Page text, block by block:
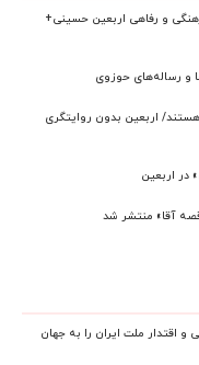
فرهنگی و رفاهی اربعین حسینی+
و رساله‌های حوزوی
اربعین بدون روایتگری
در اربعین
آقا» منتشر شد
اقتدار ملت ایران را به جهان